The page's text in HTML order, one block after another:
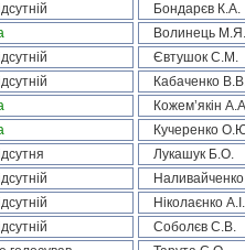
Бондарєв К.А.
Волинець М.Я.
Євтушок С.М.
Кабаченко
Кожем’якін
Кучеренко
Лукашук Б.О.
Ніколаєнко А.І.
Соболєв С.В.